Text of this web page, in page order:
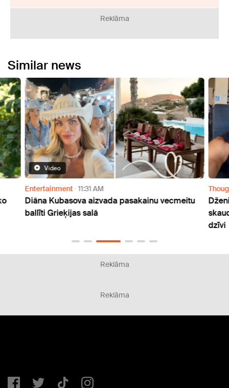
Reklāma
Similar news
Video
Entertainment 11:31 AM
Diāna Kubasova aizvada pasakainu vecmeitu
ballīti Grieķijas salā
dzīvi
Reklāma
Reklāma